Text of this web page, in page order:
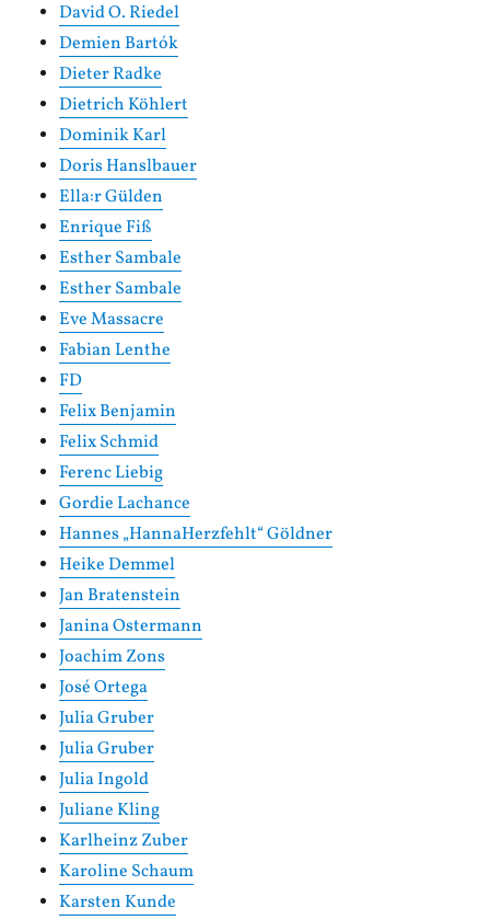
David O. Riedel
Demien Bartók
Dieter Radke
Dietrich Köhlert
Dominik Karl
Doris Hanslbauer
Ella:r Gülden
Enrique Fiß
Esther Sambale
Esther Sambale
Eve Massacre
Fabian Lenthe
FD
Felix Benjamin
Felix Schmid
Ferenc Liebig
Gordie Lachance
Hannes „HannaHerzfehlt“ Göldner
Heike Demmel
Jan Bratenstein
Janina Ostermann
Joachim Zons
José Ortega
Julia Gruber
Julia Gruber
Julia Ingold
Juliane Kling
Karlheinz Zuber
Karoline Schaum
Karsten Kunde